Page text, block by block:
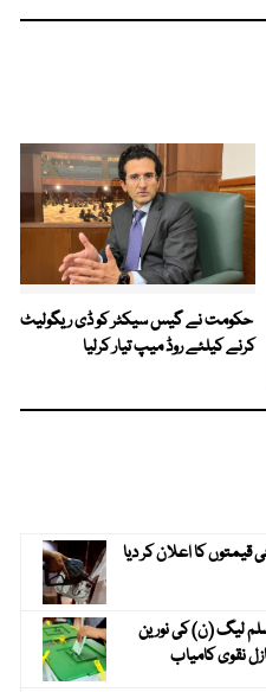
حکومت نے گیس سیکٹر کو ڈی ریگولیٹ
کرنے کیلئے روڈ میپ تیار کرلیا
کا اعلان کر دیا
، ایل اے 27 میں مسلم لیگ (ن) کی نورین